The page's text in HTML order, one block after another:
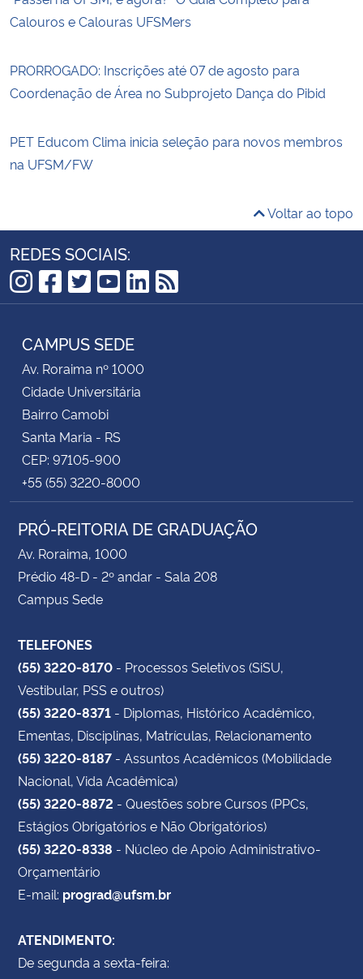
Calouros e Calouras UFSMers
PRORROGADO: Inscrições até 07 de agosto para
Coordenação de Área no Subprojeto Dança do Pibid
PET Educom Clima inicia seleção para novos membros
na UFSM/FW
Voltar ao topo
REDES SOCIAIS:
Instagram
Facebook
Twitter
YouTube
LinkedIn
RSS
CAMPUS SEDE
Av. Roraima nº 1000
Cidade Universitária
Bairro Camobi
Santa Maria - RS
CEP: 97105-900
+55 (55) 3220-8000
PRÓ-REITORIA DE GRADUAÇÃO
Av. Roraima, 1000
Prédio 48-D - 2º andar - Sala 208
Campus Sede
TELEFONES
(55) 3220-8170 - Processos Seletivos (SiSU,
Vestibular, PSS e outros)
(55) 3220-8371 - Diplomas, Histórico Acadêmico,
Ementas, Disciplinas, Matrículas, Relacionamento
(55) 3220-8187 - Assuntos Acadêmicos (Mobilidade
Nacional, Vida Acadêmica)
(55) 3220-8872 - Questões sobre Cursos (PPCs,
Estágios Obrigatórios e Não Obrigatórios)
(55) 3220-8338 - Núcleo de Apoio Administrativo-
Orçamentário
E-mail: prograd@ufsm.br
ATENDIMENTO:
De segunda a sexta-feira: